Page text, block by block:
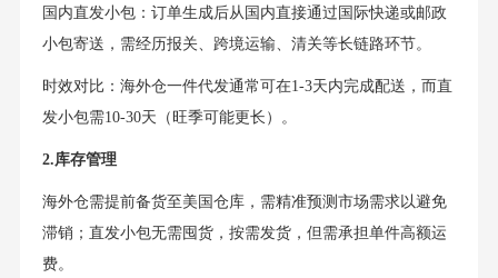
国内直发小包：订单生成后从国内直接通过国际快递或邮政
小包寄送，需经历报关、跨境运输、清关等长链路环节。
时效对比：海外仓一件代发通常可在1-3天内完成配送，而直
发小包需10-30天（旺季可能更长）。
2.库存管理
海外仓需提前备货至美国仓库，需精准预测市场需求以避免
滞销；直发小包无需囤货，按需发货，但需承担单件高额运
费。